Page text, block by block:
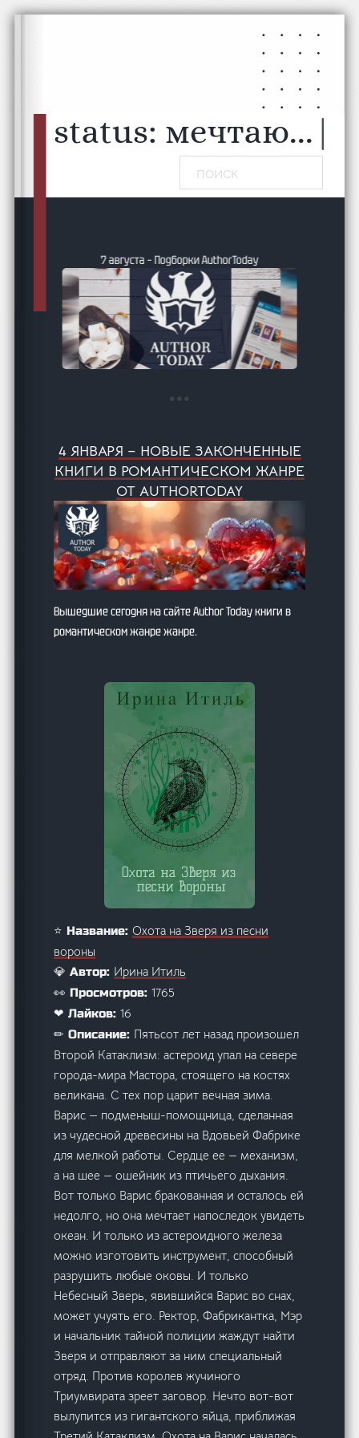
Перейти к основному содержанию
Перейти к нижнему колонтитулу
status: мечтаю... |
Поиск
7 августа – Подборки AuthorToday
4 ЯНВАРЯ – НОВЫЕ ЗАКОНЧЕННЫЕ
КНИГИ В РОМАНТИЧЕСКОМ ЖАНРЕ
ОТ AUTHORTODAY
Вышедшие сегодня на сайте Author Today книги в
романтическом жанре жанре.
⭐ Название:Охота на Зверя из песни
вороны
💎 Автор: Ирина Итиль
👀 Просмотров:1765
❤ Лайков:16
✏ Описание: Пятьсот лет назад произошел
Второй Катаклизм: астероид упал на севере
города-мира Мастора, стоящего на костях
великана. С тех пор царит вечная зима.
Варис — подменыш-помощница, сделанная
из чудесной древесины на Вдовьей Фабрике
для мелкой работы. Сердце ее — механизм,
а на шее — ошейник из птичьего дыхания.
Вот только Варис бракованная и осталось ей
недолго, но она мечтает напоследок увидеть
океан. И только из астероидного железа
можно изготовить инструмент, способный
разрушить любые оковы. И только
Небесный Зверь, явившийся Варис во снах,
может учуять его. Ректор, Фабрикантка, Мэр
и начальник тайной полиции жаждут найти
Зверя и отправляют за ним специальный
отряд. Против королев жучиного
Триумвирата зреет заговор. Нечто вот-вот
вылупится из гигантского яйца, приближая